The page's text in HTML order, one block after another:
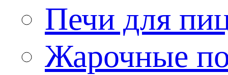
Печи для
Жарочные